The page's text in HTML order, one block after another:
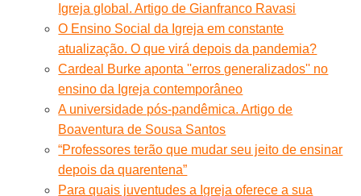
Igreja global. Artigo de Gianfranco Ravasi
O Ensino Social da Igreja em constante
atualização. O que virá depois da pandemia?
Cardeal Burke aponta ''erros generalizados'' no
ensino da Igreja contemporâneo
A universidade pós-pandêmica. Artigo de
Boaventura de Sousa Santos
“Professores terão que mudar seu jeito de ensinar
depois da quarentena”
Para quais juventudes a Igreja oferece a sua